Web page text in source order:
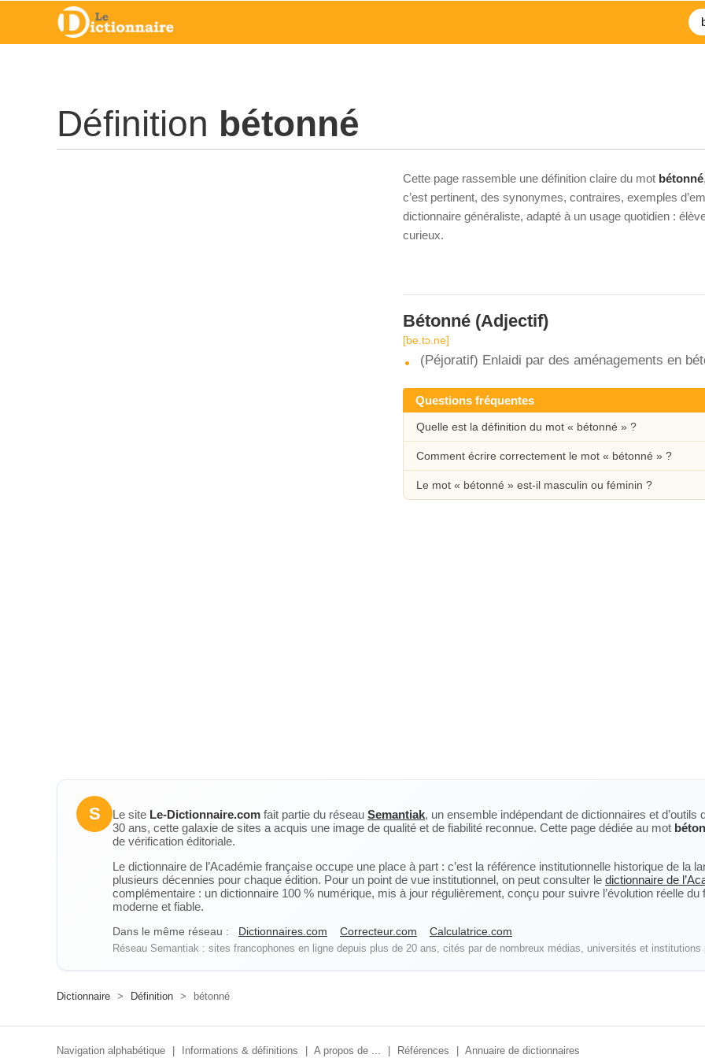
Définition bétonné
Cette page rassemble une définition claire du mot bétonné
c’est pertinent, des synonymes, contraires, exemples
dictionnaire généraliste, adapté à un usage quotidien :
curieux.
Bétonné (Adjectif)
[be.tɔ.ne]
(Péjoratif) Enlaidi par des aménagements en
Questions fréquentes
Quelle est la définition du mot « bétonné » ?
Comment écrire correctement le mot « bétonné » ?
Le mot « bétonné » est-il masculin ou féminin ?
S Le site Le-Dictionnaire.com fait partie du réseau Semantiak, un ensemble indépendant de dictionnaires et
30 ans, cette galaxie de sites a acquis une image de qualité et de fiabilité reconnue. Cette page dédiée au mot
de vérification éditoriale.
Le dictionnaire de l’Académie française occupe une place à part : c’est la référence institutionnelle historique de la
plusieurs décennies pour chaque édition. Pour un point de vue institutionnel, on peut consulter le dictionnaire de
complémentaire : un dictionnaire 100 % numérique, mis à jour régulièrement, conçu pour suivre l’évolution réelle
moderne et fiable.
Dans le même réseau : Dictionnaires.com Correcteur.com Calculatrice.com
Réseau Semantiak : sites francophones en ligne depuis plus de 20 ans, cités par de nombreux médias, universités et institutions
Dictionnaire > Définition > bétonné
Navigation alphabétique Informations & définitions A propos de ... Références Annuaire de dictionnaires